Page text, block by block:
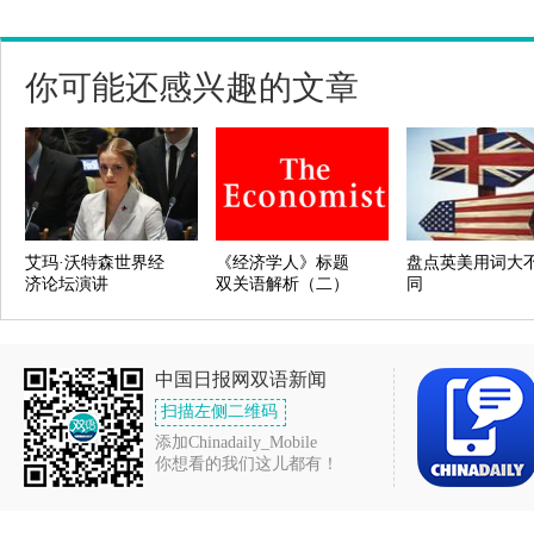
你可能还感兴趣的文章
艾玛·沃特森世界经
济论坛演讲
《经济学人》标题
双关语解析（二）
盘点英美用词大
同
中国日报网双语新闻
扫描左侧二维码
添加Chinadaily_Mobile
你想看的我们这儿都有！